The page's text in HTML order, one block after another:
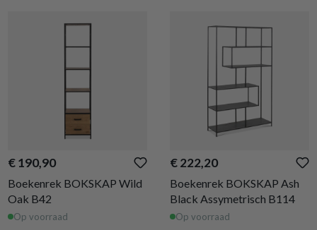
€ 190,90
Boekenrek BOKSKAP Wild
Oak B42
Op voorraad
€ 222,20
Boekenrek BOKSKAP Ash
Black Assymetrisch B114
Op voorraad